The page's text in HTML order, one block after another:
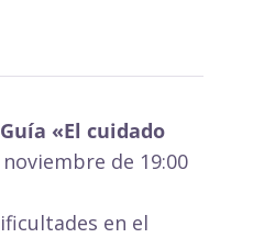
Guía «El cuidado
de 19:00
en el